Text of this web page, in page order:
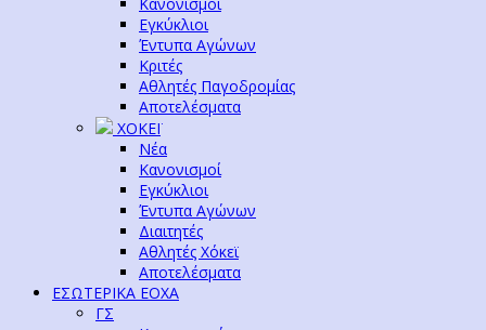
Εγκύκλιοι
Έντυπα Αγώνων
Κριτές
Αθλητές Παγοδρομίας
Αποτελέσματα
ΧΟΚΕΪ
Νέα
Κανονισμοί
Εγκύκλιοι
Έντυπα Αγώνων
Διαιτητές
Αθλητές Χόκεϊ
Αποτελέσματα
ΕΣΩΤΕΡΙΚΑ ΕΟΧΑ
ΓΣ